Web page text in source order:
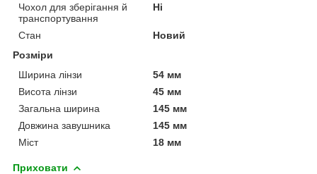
Чохол для зберігання й
транспортування
Ні
Стан
Новий
Розміри
Ширина лінзи
54 мм
Висота лінзи
45 мм
Загальна ширина
145 мм
Довжина завушника
145 мм
Міст
18 мм
Приховати